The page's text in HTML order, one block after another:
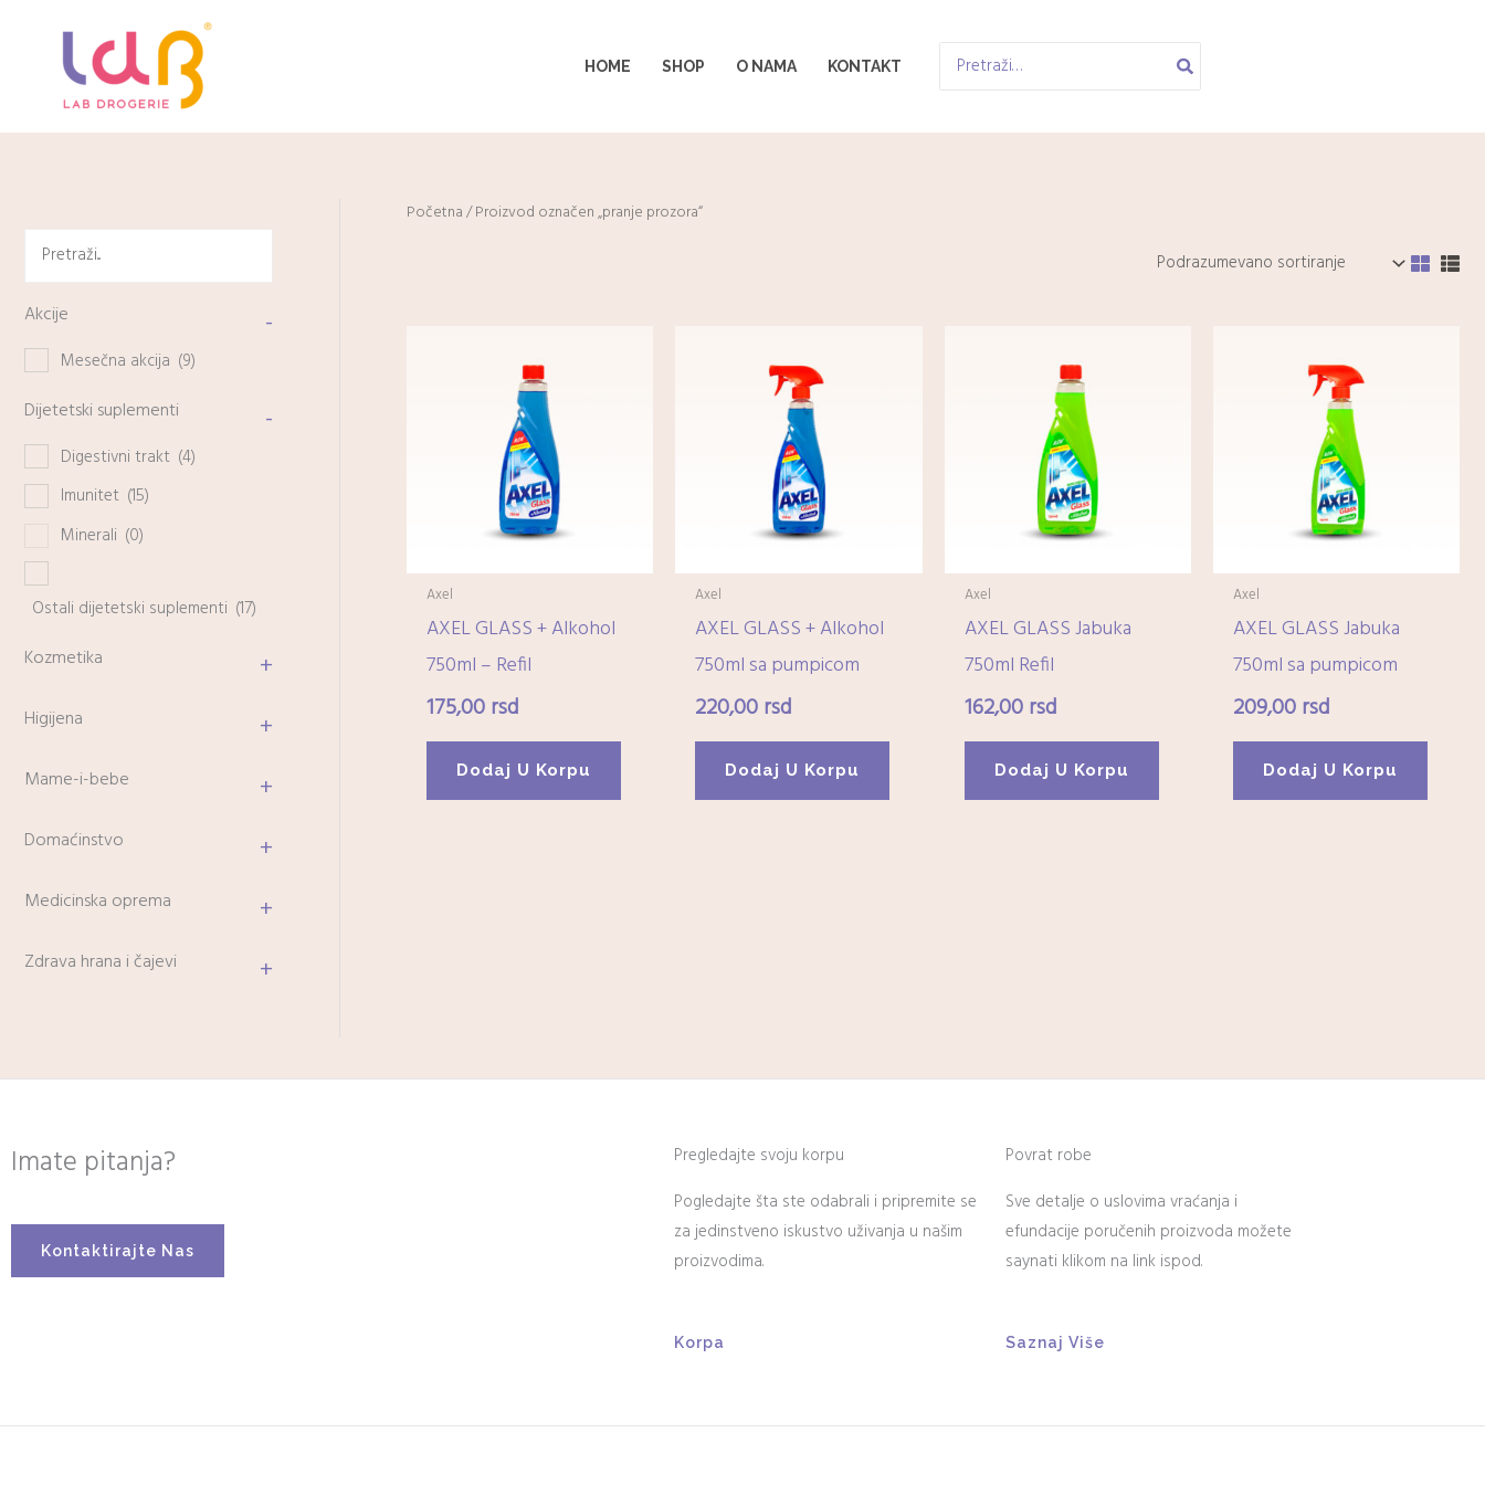
HOME SHOP O NAMA KONTAKT
Search
Akcije -
Mesečna akcija (9)
Dijetetski suplementi -
Digestivni trakt (4)
Imunitet (15)
Minerali (0)
Ostali dijetetski suplementi (17)
Kozmetika +
Higijena +
Mame-i-bebe +
Domaćinstvo +
Medicinska oprema +
Zdrava hrana i čajevi +
Početna/ Proizvod označen „pranje prozora“
Axel
AXEL GLASS + Alkohol
750ml – Refil
175,00rsd
Dodaj U Korpu
Axel
AXEL GLASS + Alkohol
750ml sa pumpicom
220,00rsd
Dodaj U Korpu
Axel
AXEL GLASS Jabuka
750ml Refil
162,00rsd
Dodaj U Korpu
Axel
AXEL GLASS Jabuka
750ml sa pumpicom
209,00rsd
Dodaj U Korpu
Imate pitanja?
Kontaktirajte Nas
Pregledajte svoju korpu
Pogledajte šta ste odabrali i pripremite se
za jedinstveno iskustvo uživanja u našim
proizvodima.
Korpa
Povrat robe
Sve detalje o uslovima vraćanja i
efundacije poručenih proizvoda možete
saynati klikom na link ispod.
Saznaj Više